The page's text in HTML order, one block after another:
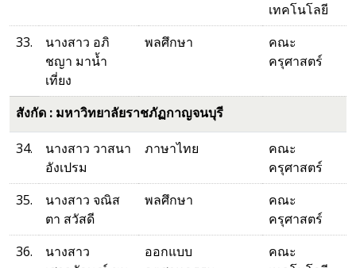
เทคโนโลยี
33.
นางสาว อภิ
ชญา มาน้ำ
เที่ยง
พลศึกษา
คณะ
ครุศาสตร์
สังกัด : มหาวิทยาลัยราชภัฏกาญจนบุรี
34.
นางสาว วาสนา
อังเปรม
ภาษาไทย
คณะ
ครุศาสตร์
35.
นางสาว จณิส
ตา สวัสดี
พลศึกษา
คณะ
ครุศาสตร์
36.
นางสาว
ออกแบบ
คณะ